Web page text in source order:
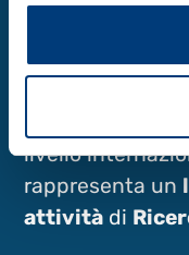
Grazie alla
scientifichedi
livello
rappresenta un
attivitàdi